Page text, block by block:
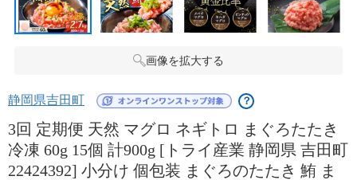
画像を拡大する
静岡県吉田町 ？
3回 定期便 天然 マグロ ネギトロ まぐろたたき
冷凍 60g 15個 計900g [トライ産業 静岡県 吉田町
22424392] 小分け 個包装 まぐろのたたき 鮪 ま